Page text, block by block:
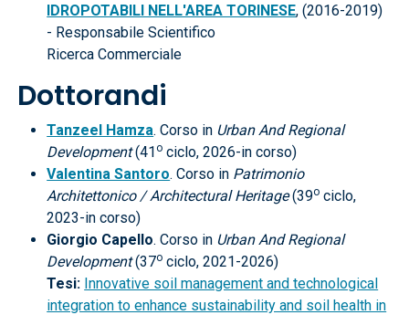
IDROPOTABILI NELL'AREA TORINESE, (2016-2019)
- Responsabile Scientifico
Ricerca Commerciale
Dottorandi
Tanzeel Hamza. Corso in Urban And Regional
Development(41o ciclo, 2026-in corso)
Valentina Santoro. Corso in Patrimonio
Architettonico / Architectural Heritage(39o ciclo,
2023-in corso)
Giorgio Capello. Corso in Urban And Regional
Development(37o ciclo, 2021-2026)
Tesi: Innovative soil management and technological
integration to enhance sustainability and soil health in